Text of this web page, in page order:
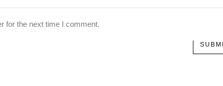
for the next time I comment.